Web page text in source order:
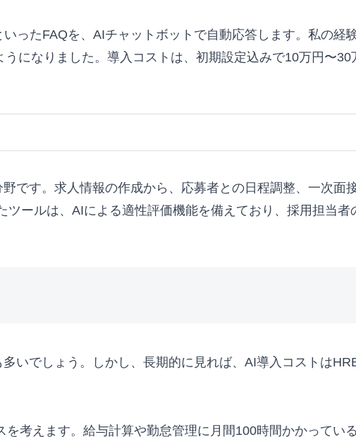
ったFAQを、AIチャットボットで自動応答します。私の経
になりました。導入コストは、初期設定込みで10万円〜
です。求人情報の作成から、応募者との日程調整、一次面
ールは、AIによる適性評価機能を備えており、採用担当者
いでしょう。しかし、長期的に見れば、AI導入コストは
考えます。給与計算や勤怠管理に月間100時間かかってい